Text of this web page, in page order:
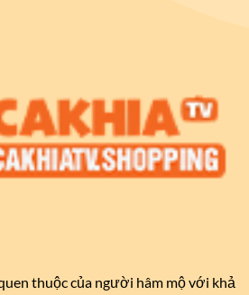
thuộc của người hâm mộ với khả